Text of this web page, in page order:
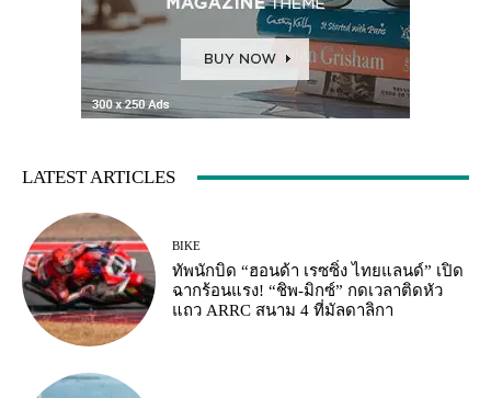
LATEST ARTICLES
BIKE
ทัพนักบิด “ฮอนด้า เรซซิ่ง ไทยแลนด์” เปิด
ฉากร้อนแรง! “ชิพ-มิกซ์” กดเวลาติดหัว
แถว ARRC สนาม 4 ที่มัลดาลิกา